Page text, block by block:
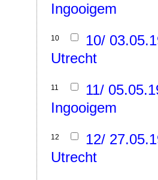
Ingooigem
10
10/
Utrecht
11
11/
Ingooigem
12
12/
Utrecht